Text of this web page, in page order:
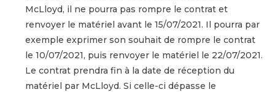
McLloyd, il ne pourra pas rompre le contrat et
renvoyer le matériel avant le 15/07/2021. Il pourra par
exemple exprimer son souhait de rompre le contrat
le 10/07/2021, puis renvoyer le matériel le 22/07/2021.
Le contrat prendra fin à la date de réception du
matériel par McLloyd. Si celle-ci dépasse le